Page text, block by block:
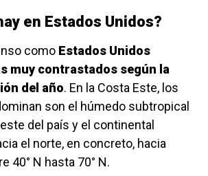
en Estados Unidos?
como Estados Unidos
muy contrastados según la
del año. En la Costa Este, los
son el húmedo subtropical
del país y el continental
el norte, en concreto, hacia
40° N hasta 70° N.